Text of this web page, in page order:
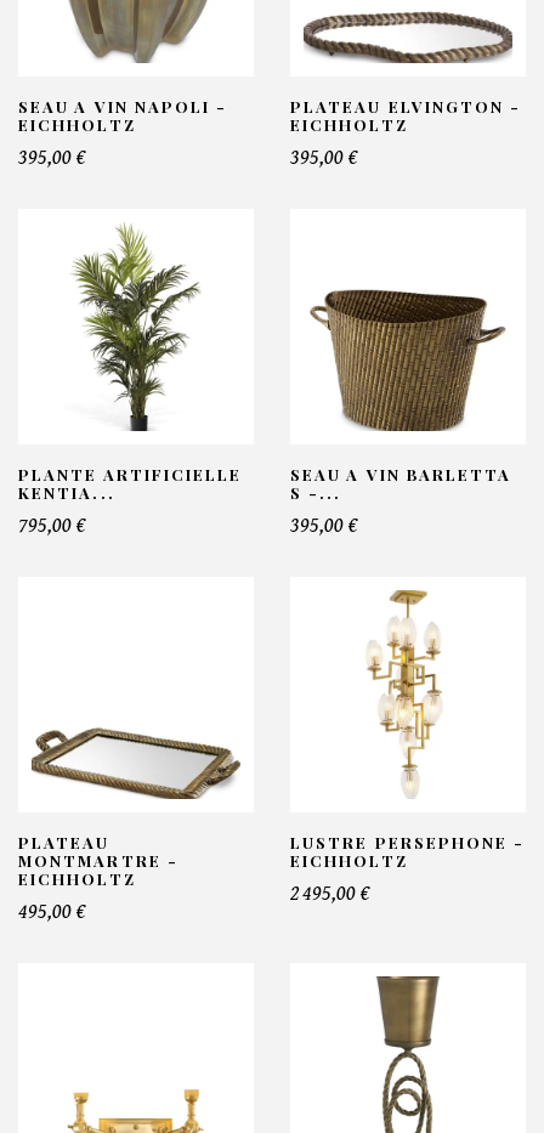
SEAU A VIN NAPOLI -
EICHHOLTZ
395,00 €
PLATEAU ELVINGTON -
EICHHOLTZ
395,00 €
PLANTE ARTIFICIELLE
KENTIA...
795,00 €
SEAU A VIN BARLETTA
S -...
395,00 €
PLATEAU
MONTMARTRE -
EICHHOLTZ
495,00 €
LUSTRE PERSEPHONE -
EICHHOLTZ
2 495,00 €